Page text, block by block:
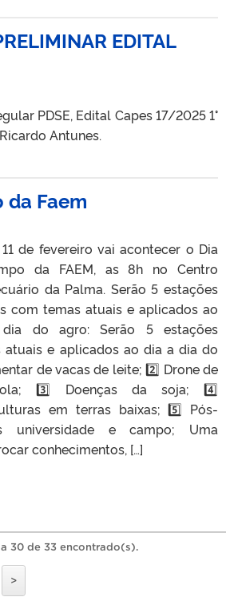
EDITAL
PDSE, Edital Capes 17/2025 1°
Antunes.
da Faem
de fevereiro vai acontecer o Dia
da FAEM, as 8h no Centro
da Palma. Serão 5 estações
com temas atuais e aplicados ao
do agro: Serão 5 estações
e aplicados ao dia a dia do
de vacas de leite; 2️⃣ Drone de
3️⃣ Doenças da soja; 4️⃣
em terras baixas; 5️⃣ Pós-
universidade e campo; Uma
conhecimentos, […]
30 de 33 encontrado(s).
>